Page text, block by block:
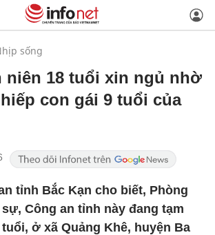
sống
niên 18 tuổi xin ngủ nhờ
con gái 9 tuổi của
tỉnh Bắc Kạn cho biết, Phòng
Công an tỉnh này đang tạm
ở xã Quảng Khê, huyện Ba